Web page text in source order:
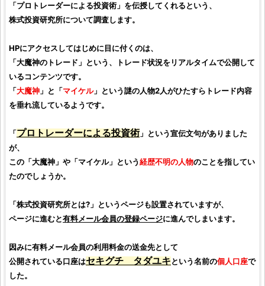
「プロトレーダーによる投資術」を伝授してくれるという、
株式投資研究所について調査します。
HPにアクセスしてはじめに目に付くのは、
「大魔神のトレード」という、トレード状況をリアルタイムで公開して
いるコンテンツです。
「大魔神 」と「マイケル」という謎の人物2人がひたすらトレード内容
を垂れ流しているようです。
「プロトレーダーによる投資術」という宣伝文句がありました
が、
この「大魔神」や「マイケル」という経歴不明の人物のことを指してい
たのでしょうか。
「株式投資研究所とは?」というページも設置されていますが、
ページに進むと有料メール会員の登録ページに進んでしまいます。
因みに有料メール会員の利用料金の送金先として
公開されている口座はセキグチ タダユキという名前の個人口座で
した。